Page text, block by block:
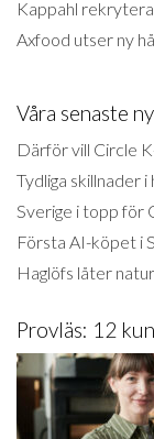
Kappahl
Axfood utser ny
Våra senaste
Därför vill Circle
Tydliga skillnader
Sverige i topp för
Första AI-köpet i
Haglöfs låter
Provläs: 12